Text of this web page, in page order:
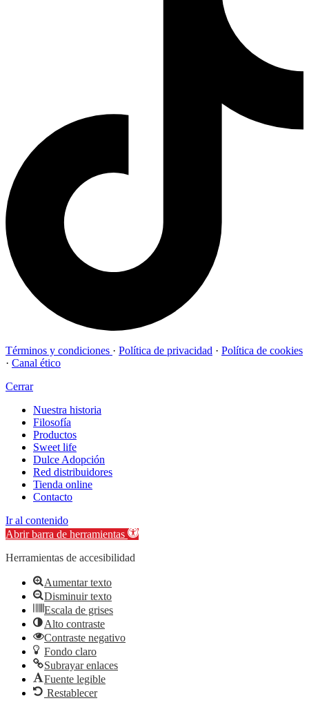
Términos y condiciones · Política de privacidad · Política de cookies
· Canal ético
Cerrar
Nuestra historia
Filosofía
Productos
Sweet life
Dulce Adopción
Red distribuidores
Tienda online
Contacto
Ir al contenido
Abrir barra de herramientas
Herramientas de accesibilidad
Aumentar texto
Disminuir texto
Escala de grises
Alto contraste
Contraste negativo
Fondo claro
Subrayar enlaces
Fuente legible
Restablecer